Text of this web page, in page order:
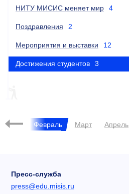
НИТУ МИСИС меняет мир 4
Поздравления 2
Мероприятия и выставки 12
Достижения студентов 3
Февраль Март Апрель
Пресс-служба
press@edu.misis.ru